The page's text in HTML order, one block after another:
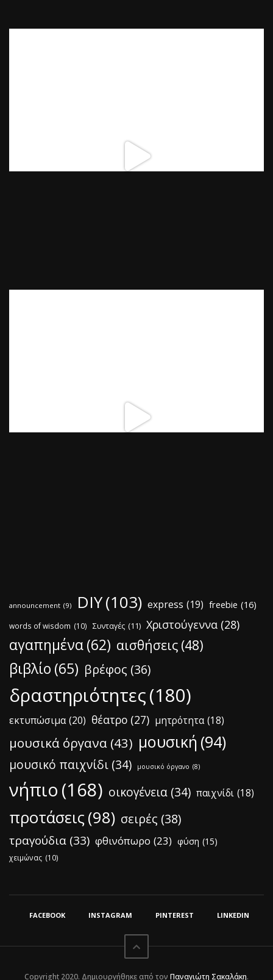
announcement (9) DIY(103) express (19) freebie (16)
words of wisdom (10) Συνταγές (11) Χριστούγεννα (28)
αγαπημένα(62) αισθήσεις (48)
βιβλίο (65) βρέφος (36)
δραστηριότητες(180)
εκτυπώσιμα (20) θέατρο (27) μητρότητα (18)
μουσικά όργανα (43) μουσική (94)
μουσικό παιχνίδι (34) μουσικό όργανο (8)
νήπιο (168) οικογένεια (34) παιχνίδι (18)
προτάσεις (98) σειρές (38)
τραγούδια (33) φθινόπωρο (23) φύση (15)
χειμώνας (10)
FACEBOOK INSTAGRAM PINTEREST LINKEDIN
Copyright 2020. Δημιουργήθηκε από τον Παναγιώτη Σακαλάκη.